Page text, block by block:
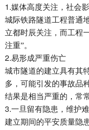
1.媒体高度关注，社会
城际铁路隧道工程普通
立都时辰关注，而工程
注重”。
2.易形成严重伤亡
城市隧道的建立具有其
多，可能引发的事故品
结果是相当严重的，常
3.一旦留有隐患，维护
建立期间的平安质量隐